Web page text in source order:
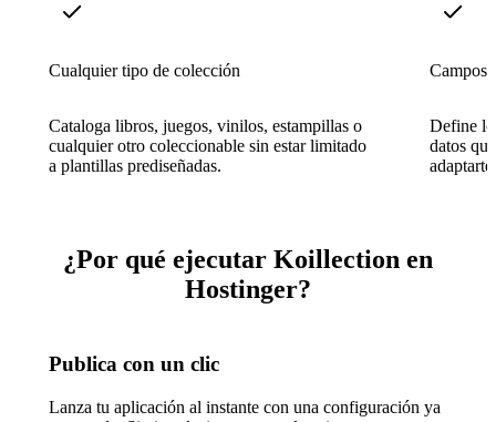
Cualquier tipo de colección
Cataloga libros, juegos, vinilos, estampillas o
cualquier otro coleccionable sin estar limitado
a plantillas prediseñadas.
Campos
Define
datos
¿Por qué ejecutar Koillection en
Hostinger?
Publica con un clic
Lanza tu aplicación al instante con una configuración ya